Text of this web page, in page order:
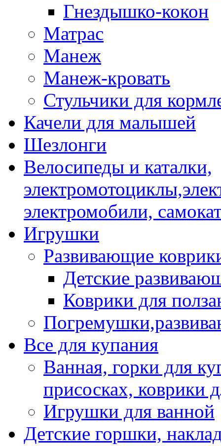
Гнездышко-кокон
Матрас
Манеж
Манеж-кровать
Стульчики для
Качели для малышей
Шезлонги
Велосипеды и каталки,
электромобили,
Игрушки
Развивающие
Детские
Коврики для
Все для купания
Ванная, горки для
присосках, коврики
Игрушки для ванной
Детские горшки,